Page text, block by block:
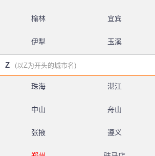
榆林 宜宾
伊犁 玉溪
Z (以Z为开头的城市名)
珠海 湛江
中山 舟山
张掖 遵义